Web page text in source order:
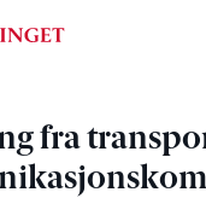
fra